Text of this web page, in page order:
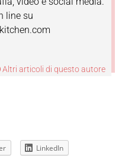
line su
Altri articoli di questo autore
LinkedIn